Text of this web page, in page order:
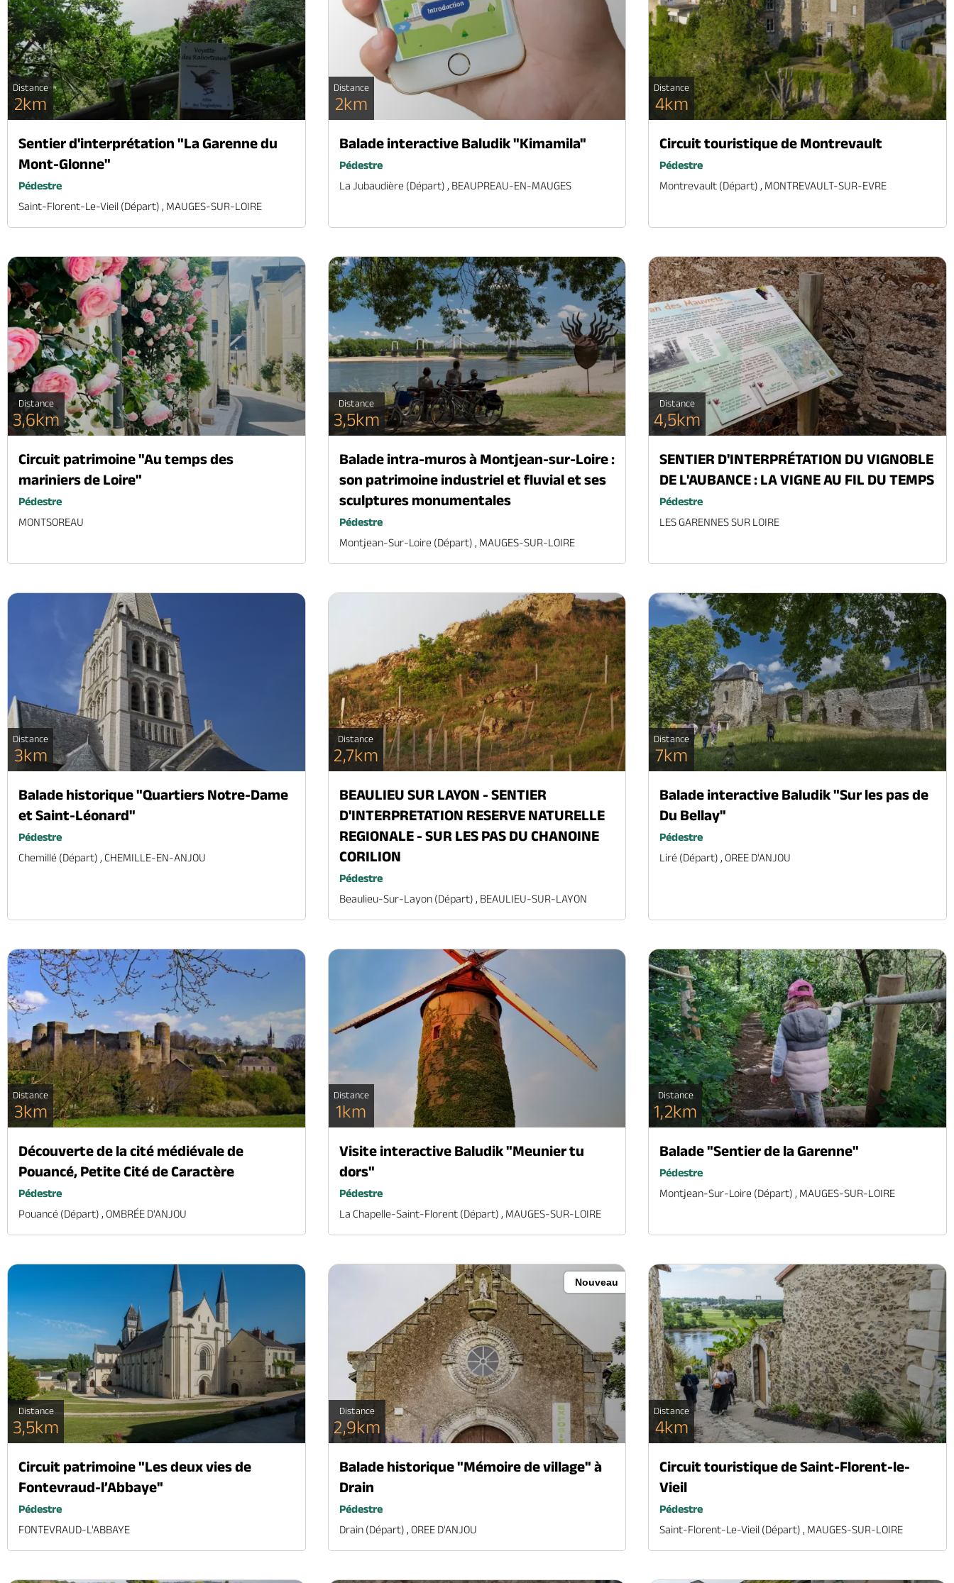
Distance
2km
Sentier d'interprétation "La Garenne du
Mont-Glonne"
Pédestre
Saint-Florent-Le-Vieil (départ) , MAUGES-SUR-LOIRE
Distance
2km
Balade interactive Baludik "Kimamila"
Pédestre
La Jubaudière (départ) , BEAUPREAU-EN-MAUGES
Distance
4km
Circuit touristique de Montrevault
Pédestre
Montrevault (départ) , MONTREVAULT-SUR-EVRE
Distance
3,6km
Circuit patrimoine "Au temps des
mariniers de Loire"
Pédestre
MONTSOREAU
Distance
3,5km
Balade intra-muros à Montjean-sur-Loire :
son patrimoine industriel et fluvial et ses
sculptures monumentales
Pédestre
Montjean-Sur-Loire (départ) , MAUGES-SUR-LOIRE
Distance
4,5km
SENTIER D'INTERPRÉTATION DU VIGNOBLE
DE L'AUBANCE : LA VIGNE AU FIL DU TEMPS
Pédestre
LES GARENNES SUR LOIRE
Distance
3km
Balade historique "Quartiers Notre-Dame
et Saint-Léonard"
Pédestre
Chemillé (départ) , CHEMILLE-EN-ANJOU
Distance
2,7km
BEAULIEU SUR LAYON - SENTIER
D'INTERPRETATION RESERVE NATURELLE
REGIONALE - SUR LES PAS DU CHANOINE
CORILION
Pédestre
Beaulieu-Sur-Layon (départ) , BEAULIEU-SUR-LAYON
Distance
7km
Balade interactive Baludik "Sur les pas de
Du Bellay"
Pédestre
Liré (départ) , OREE D'ANJOU
Distance
3km
Découverte de la cité médiévale de
Pouancé, Petite Cité de Caractère
Pédestre
Pouancé (départ) , OMBRÉE D'ANJOU
Distance
1km
Visite interactive Baludik "Meunier tu
dors"
Pédestre
La Chapelle-Saint-Florent (départ) , MAUGES-SUR-LOIRE
Distance
1,2km
Balade "Sentier de la Garenne"
Pédestre
Montjean-Sur-Loire (départ) , MAUGES-SUR-LOIRE
Distance
3,5km
Circuit patrimoine "Les deux vies de
Fontevraud-l’Abbaye"
Pédestre
FONTEVRAUD-L'ABBAYE
Nouveau
Distance
2,9km
Balade historique "Mémoire de village" à
Drain
Pédestre
Drain (départ) , OREE D'ANJOU
Distance
4km
Circuit touristique de Saint-Florent-le-
Vieil
Pédestre
Saint-Florent-Le-Vieil (départ) , MAUGES-SUR-LOIRE